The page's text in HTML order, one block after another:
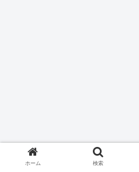
ホーム 検索